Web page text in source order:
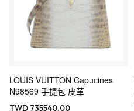
LOUIS VUITTON Capucines
N98569 手提包 皮革
TWD 735540.00